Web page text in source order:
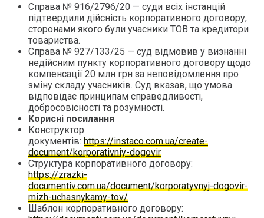
Справа № 916/2796/20 — суди всіх інстанцій
підтвердили дійсність корпоративного договору,
сторонами якого були учасники ТОВ та кредитори
товариства.
Справа № 927/133/25 — суд відмовив у визнанні
недійсним пункту корпоративного договору щодо
компенсації 20 млн грн за неповідомлення про
зміну складу учасників. Суд вказав, що умова
відповідає принципам справедливості,
добросовісності та розумності.
Корисні посилання
Конструктор
документів: https://instaco.com.ua/create-
document/korporativniy-dogovir
Структура корпоративного договору:
https://zrazki-
documentiv.com.ua/document/korporatyvnyj-dogovir-
mizh-uchasnykamy-tov/
Шаблон корпоративного договору: